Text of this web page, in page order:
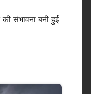
संभावना बनी हुई